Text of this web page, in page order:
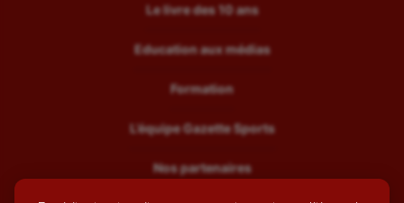
Le livre des 10 ans
Education aux médias
Formation
L’équipe Gazette Sports
Nos partenaires